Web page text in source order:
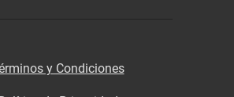
y Condiciones